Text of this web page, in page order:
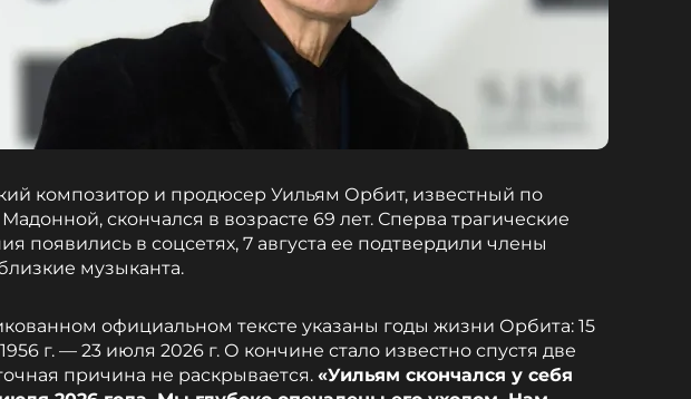
композитор и продюсер Уильям Орбит, известный по
скончался в возрасте 69 лет. Сперва трагические
появились в соцсетях, 7 августа ее подтвердили члены
музыканта.
официальном тексте указаны годы жизни Орбита: 15
г. — 23 июля 2026 г. О кончине стало известно спустя две
причина не раскрывается. «Уильям скончался у себя